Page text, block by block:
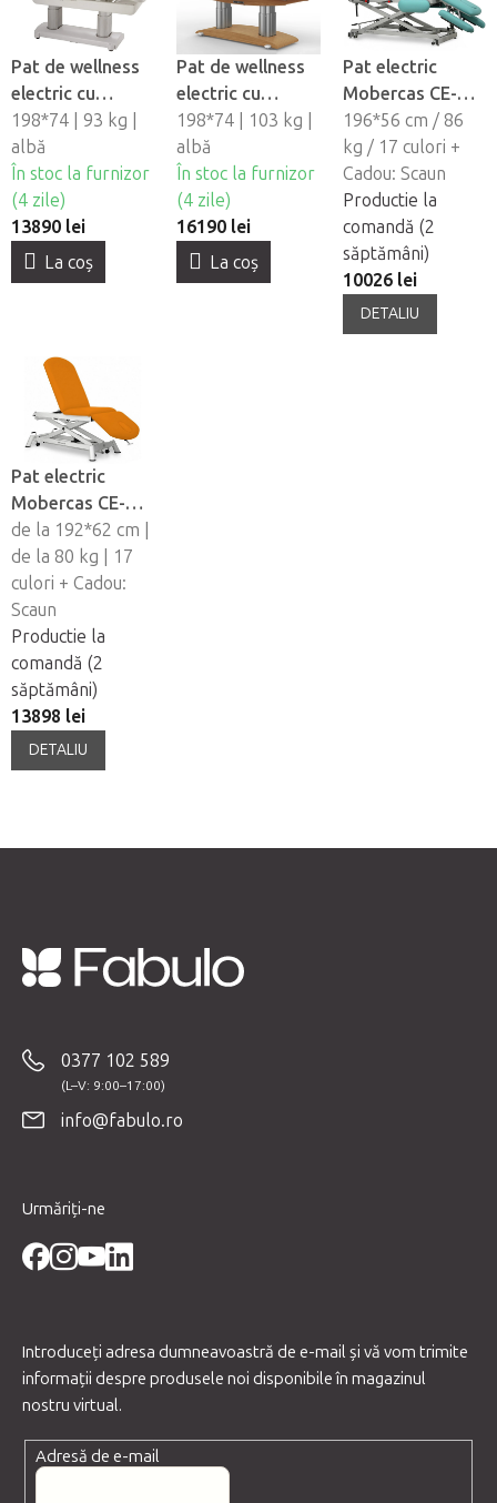
Pat de wellness
electric cu
încălzire
Silverfox Saturn
Plus E4
198*74 | 93 kg |
albă
În stoc la furnizor
(4 zile)
13890 lei
La coş
Pat de wellness
electric cu
încălzire si
sistem
audio/vibratii
Silverfox Tara
Plus E4
198*74 | 103 kg |
albă
În stoc la furnizor
(4 zile)
16190 lei
La coş
Pat electric
Mobercas CE-
0197-R
196*56 cm / 86
kg / 17 culori +
Cadou: Scaun
Productie la
comandă (2
săptămâni)
10026 lei
DETALIU
Pat electric
Mobercas CE-
0130-ARPC
de la 192*62 cm |
de la 80 kg | 17
culori + Cadou:
Scaun
Productie la
comandă (2
săptămâni)
13898 lei
DETALIU
0377 102 589
info@fabulo.ro
Urmăriți-ne
Introduceţi adresa dumneavoastră de e-mail şi vă vom trimite
informaţii despre produsele noi disponibile în magazinul
nostru virtual.
Adresă de e-mail